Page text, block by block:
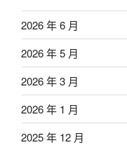
2026 年 6 月
2026 年 5 月
2026 年 3 月
2026 年 1 月
2025 年 12 月